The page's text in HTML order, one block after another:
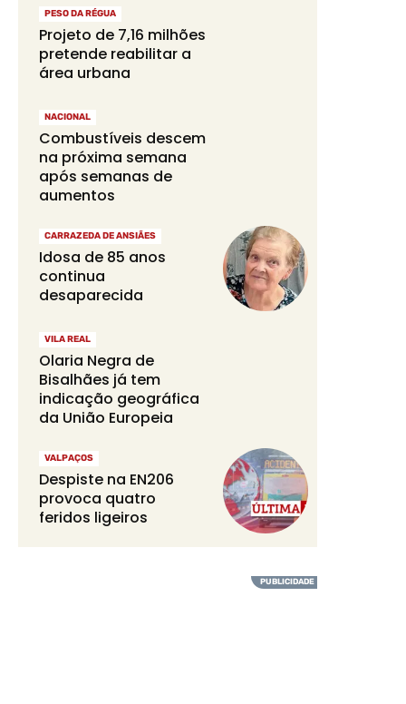
PESO DA RÉGUA
Projeto de 7,16 milhões
pretende reabilitar a
área urbana
NACIONAL
Combustíveis descem
na próxima semana
após semanas de
aumentos
CARRAZEDA DE ANSIÃES
Idosa de 85 anos
continua
desaparecida
VILA REAL
Olaria Negra de
Bisalhães já tem
indicação geográfica
da União Europeia
VALPAÇOS
Despiste na EN206
provoca quatro
feridos ligeiros